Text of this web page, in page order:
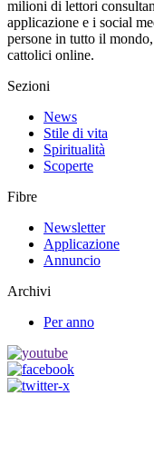
milioni di lettori
applicazione e i social
persone in tutto il
cattolici online.
Sezioni
News
Stile di vita
Spiritualità
Scoperte
Fibre
Newsletter
Applicazione
Annuncio
Archivi
Per anno